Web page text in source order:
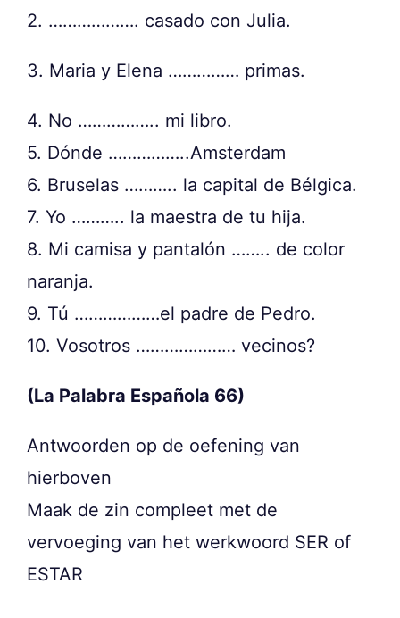
2. ………………. casado con Julia.
3. Maria y Elena …………… primas.
4. No …………….. mi libro.
5. Dónde ……………..Amsterdam
6. Bruselas ……….. la capital de Bélgica.
7. Yo ……….. la maestra de tu hija.
8. Mi camisa y pantalón …….. de color
naranja.
9. Tú ………………el padre de Pedro.
10. Vosotros ………………… vecinos?
(La Palabra Española 66)
Antwoorden op de oefening van
hierboven
Maak de zin compleet met de
vervoeging van het werkwoord SER of
ESTAR